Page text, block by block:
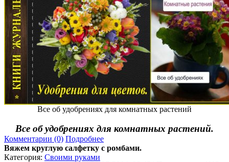
Все об удобрениях для комнатных растений
Все об удобрениях для комнатных растений.
Комментарии (0) Подробнее
Вяжем круглую салфетку с ромбами.
Категория: Своими руками